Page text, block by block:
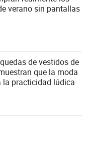
verano sin pantallas
de vestidos de
que la moda
la practicidad lúdica